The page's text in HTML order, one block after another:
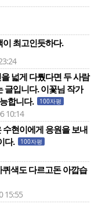
이 최고인듯하다.
넓게 다뤘다면 두 사람
글입니다. 이꽃님 작가
합니다.
100자평
10:14
현이에게 응원을 보내
다.
100자평
색도 다르고돈 아깝습
15:55